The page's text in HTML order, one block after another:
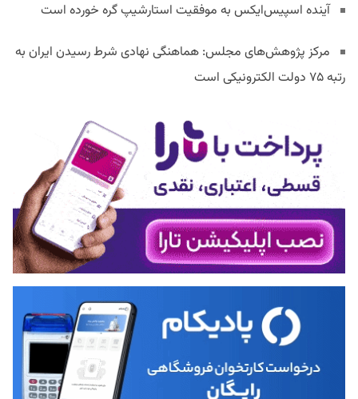
آینده اسپیس‌ایکس به موفقیت استارشیپ گره خورده است
مرکز پژوهش‌های مجلس: هماهنگی نهادی شرط رسیدن ایران به
رتبه ۷۵ دولت الکترونیکی است